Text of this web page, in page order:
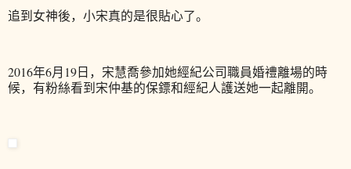
追到女神後，小宋真的是很貼心了。
2016年6月19日，宋慧喬參加她經紀公司職員婚禮離場的時
候，有粉絲看到宋仲基的保鏢和經紀人護送她一起離開。